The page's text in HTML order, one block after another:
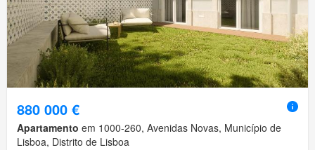
880 000 €
Apartamento em 1000-260, Avenidas Novas, Município de
Lisboa, Distrito de Lisboa